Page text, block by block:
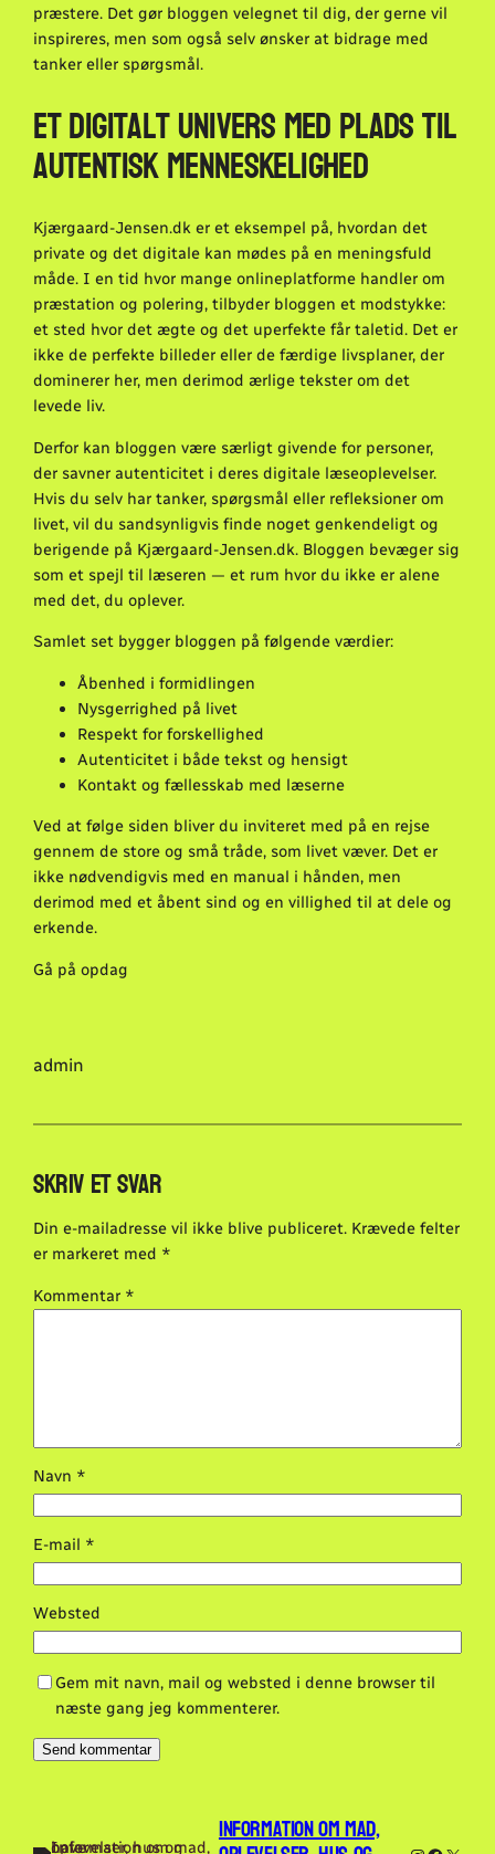
præstere. Det gør bloggen velegnet til dig, der gerne vil
inspireres, men som også selv ønsker at bidrage med
tanker eller spørgsmål.
Et digitalt univers med plads til
autentisk menneskelighed
Kjærgaard-Jensen.dk er et eksempel på, hvordan det
private og det digitale kan mødes på en meningsfuld
måde. I en tid hvor mange onlineplatforme handler om
præstation og polering, tilbyder bloggen et modstykke:
et sted hvor det ægte og det uperfekte får taletid. Det er
ikke de perfekte billeder eller de færdige livsplaner, der
dominerer her, men derimod ærlige tekster om det
levede liv.
Derfor kan bloggen være særligt givende for personer,
der savner autenticitet i deres digitale læseoplevelser.
Hvis du selv har tanker, spørgsmål eller refleksioner om
livet, vil du sandsynligvis finde noget genkendeligt og
berigende på Kjærgaard-Jensen.dk. Bloggen bevæger sig
som et spejl til læseren — et rum hvor du ikke er alene
med det, du oplever.
Samlet set bygger bloggen på følgende værdier:
Åbenhed i formidlingen
Nysgerrighed på livet
Respekt for forskellighed
Autenticitet i både tekst og hensigt
Kontakt og fællesskab med læserne
Ved at følge siden bliver du inviteret med på en rejse
gennem de store og små tråde, som livet væver. Det er
ikke nødvendigvis med en manual i hånden, men
derimod med et åbent sind og en villighed til at dele og
erkende.
Gå på opdag
admin
Skriv et svar
Din e-mailadresse vil ikke blive publiceret. Krævede felter
er markeret med *
Kommentar *
Navn *
E-mail *
Websted
Gem mit navn, mail og websted i denne browser til
næste gang jeg kommenterer.
Information om mad,